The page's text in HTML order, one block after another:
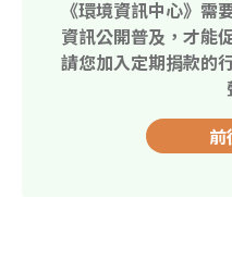
《環境資訊中心》需
資訊公開普及，才能
請您加入定期捐款的
前